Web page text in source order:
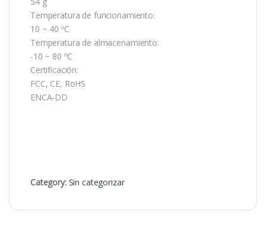
Temperatura de funcionamiento:
10 ~ 40 ºC
Temperatura de almacenamiento:
-10 ~ 80 ºC
Certificación:
FCC, CE, RoHS
ENCA-DD
Category: Sin categorizar